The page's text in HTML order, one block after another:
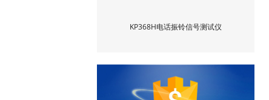
KP368H电话振铃信号测试仪